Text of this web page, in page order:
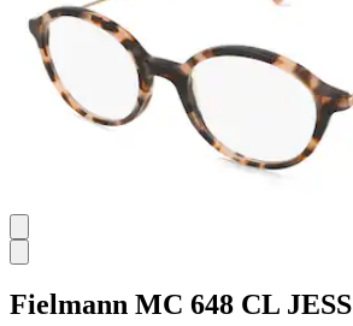
Fielmann MC 648 CL JESS